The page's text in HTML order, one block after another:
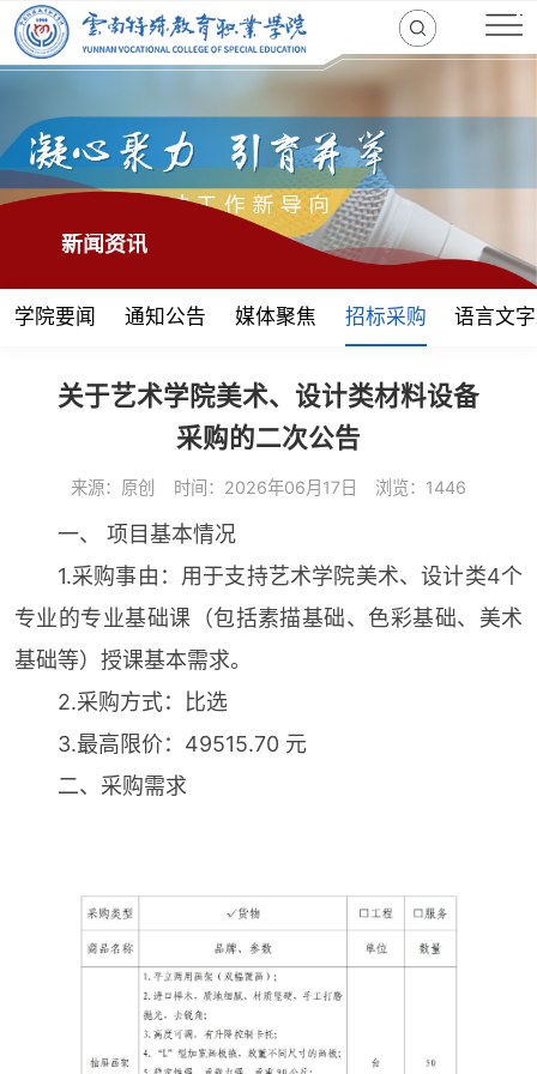
新闻资讯
学院要闻 通知公告 媒体聚焦 招标采购 语言文
关于艺术学院美术、设计类材料设备
采购的二次公告
来源：原创 时间：2026年06月17日 浏览：1446
一、 项目基本情况
1.采购事由：用于支持艺术学院美术、设计类4个
专业的专业基础课（包括素描基础、色彩基础、美术
基础等）授课基本需求。
2.采购方式：比选
3.最高限价：49515.70 元
二、采购需求